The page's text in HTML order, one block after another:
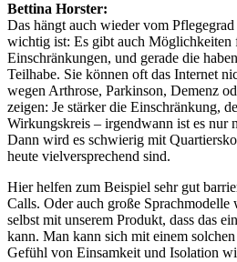
Bettina Horster:
Das hängt auch wieder vom
wichtig ist: Es gibt auch Möglichkeiten
Einschränkungen, und gerade die
Teilhabe. Sie können oft das Internet
wegen Arthrose, Parkinson, Demenz
zeigen: Je stärker die Einschränkung,
Wirkungskreis – irgendwann ist es nur
Dann wird es schwierig mit
heute vielversprechend sind.
Hier helfen zum Beispiel sehr gut
Calls. Oder auch große Sprachmodelle
selbst mit unserem Produkt, dass das
kann. Man kann sich mit einem
Gefühl von Einsamkeit und Isolation